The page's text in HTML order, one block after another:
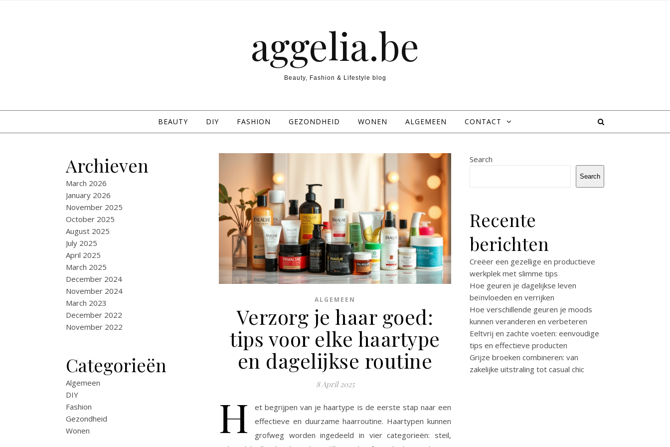
aggelia.be
Beauty, Fashion & Lifestyle blog
BEAUTY DIY FASHION GEZONDHEID WONEN ALGEMEEN CONTACT
Archieven
March 2026
January 2026
November 2025
October 2025
August 2025
July 2025
April 2025
March 2025
December 2024
November 2024
March 2023
December 2022
November 2022
Categorieën
Algemeen
DIY
Fashion
Gezondheid
Wonen
ALGEMEEN
Verzorg je haar goed:
tips voor elke haartype
en dagelijkse routine
8 April 2025
H
et begrijpen van je haartype is de eerste stap naar een
effectieve en duurzame haarroutine. Haartypen kunnen
grofweg worden ingedeeld in vier categorieën: steil,
Search
Search
Recente
berichten
Creëer een gezellige en productieve
werkplek met slimme tips
Hoe geuren je dagelijkse leven
beïnvloeden en verrijken
Hoe verschillende geuren je moods
kunnen veranderen en verbeteren
Eeltvrij en zachte voeten: eenvoudige
tips en effectieve producten
Grijze broeken combineren: van
zakelijke uitstraling tot casual chic